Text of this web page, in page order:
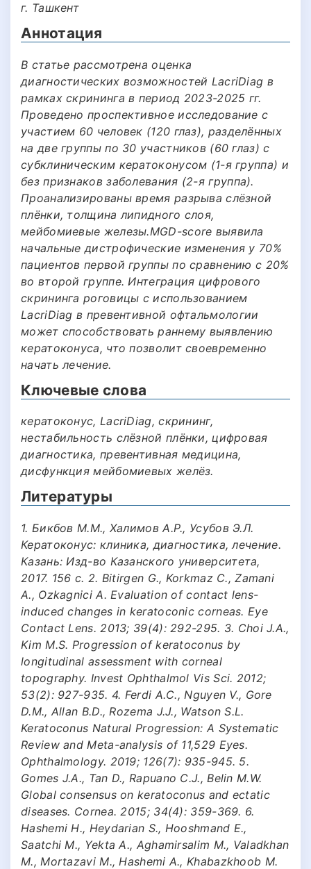
г. Ташкент
Аннотация
В статье рассмотрена оценка
диагностических возможностей LacriDiag в
рамках скрининга в период 2023-2025 гг.
Проведено проспективное исследование с
участием 60 человек (120 глаз), разделённых
на две группы по 30 участников (60 глаз) с
субклиническим кератоконусом (1-я группа) и
без признаков заболевания (2-я группа).
Проанализированы время разрыва слёзной
плёнки, толщина липидного слоя,
мейбомиевые железы.MGD-score выявила
начальные дистрофические изменения у 70%
пациентов первой группы по сравнению с 20%
во второй группе. Интеграция цифрового
скрининга роговицы с использованием
LacriDiag в превентивной офтальмологии
может способствовать раннему выявлению
кератоконуса, что позволит своевременно
начать лечение.
Ключевые слова
кератоконус, LacriDiag, скрининг,
нестабильность слёзной плёнки, цифровая
диагностика, превентивная медицина,
дисфункция мейбомиевых желёз.
Литературы
1. Бикбов М.М., Халимов А.Р., Усубов Э.Л.
Кератоконус: клиника, диагностика, лечение.
Казань: Изд-во Казанского университета,
2017. 156 с. 2. Bitirgen G., Korkmaz C., Zamani
A., Ozkagnici A. Evaluation of contact lens-
induced changes in keratoconic corneas. Eye
Contact Lens. 2013; 39(4): 292-295. 3. Choi J.A.,
Kim M.S. Progression of keratoconus by
longitudinal assessment with corneal
topography. Invest Ophthalmol Vis Sci. 2012;
53(2): 927-935. 4. Ferdi A.C., Nguyen V., Gore
D.M., Allan B.D., Rozema J.J., Watson S.L.
Keratoconus Natural Progression: A Systematic
Review and Meta-analysis of 11,529 Eyes.
Ophthalmology. 2019; 126(7): 935-945. 5.
Gomes J.A., Tan D., Rapuano C.J., Belin M.W.
Global consensus on keratoconus and ectatic
diseases. Cornea. 2015; 34(4): 359-369. 6.
Hashemi H., Heydarian S., Hooshmand E.,
Saatchi M., Yekta A., Aghamirsalim M., Valadkhan
M., Mortazavi M., Hashemi A., Khabazkhoob M.